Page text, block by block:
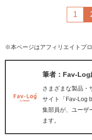
1
※本ページはアフィリエイトプ
筆者：Fav-Log
さまざまな製品・
サイト「Fav-Log
集部員が、ユーザ
ます。